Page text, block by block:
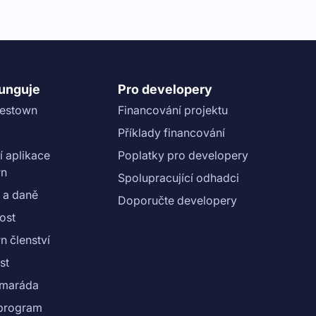
aplikace
daně
členství
Pro developery
Financování projektu
Příklady financování
Poplatky pro developery
Spolupracující odhadci
Doporučte developery